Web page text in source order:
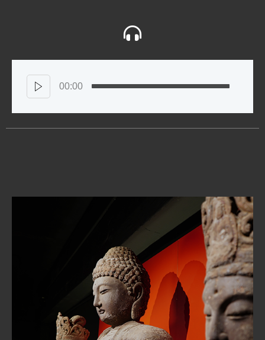
00:00